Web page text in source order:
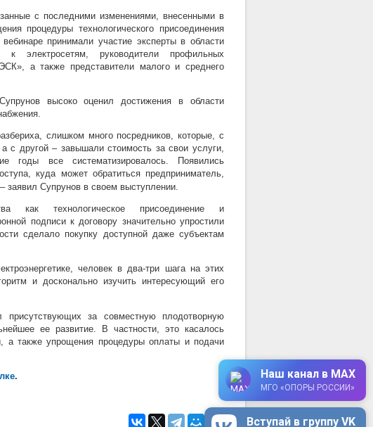
с последними изменениями, внесенными в
процедуры технологического присоединения
принимали участие эксперты в области
к электросетям, руководители профильных
а также представители малого и среднего
высоко оценил достижения в области
слишком много посредников, которые, с
с другой – завышали стоимость за свои услуги,
годы все систематизировалось. Появились
куда может обратиться предприниматель,
–заявил Супрунов в своем выступлении.
как технологическое присоединение и
подписи к договору значительно упростили
сделало покупку доступной даже субъектам
человек в два-три шага на этих
и досконально изучить интересующий его
присутствующих за совместную плодотворную
ее развитие. В частности, это касалось
а также упрощения процедуры оплаты и подачи
.
Вступай в группу VK
Наш канал в MAX
МГО «ОПОРЫ РОССИИ»